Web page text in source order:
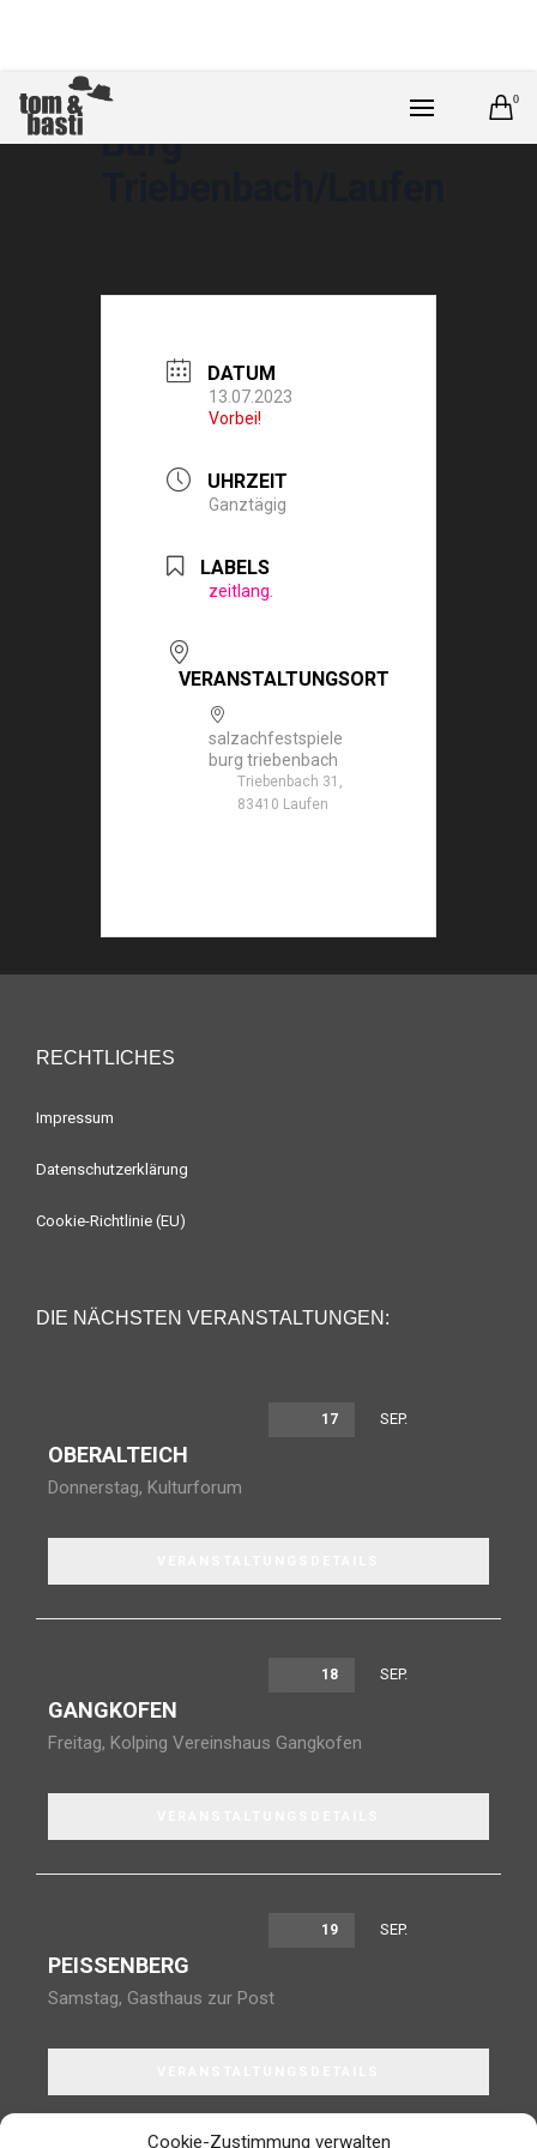
Cookie-Zustimmung verwalten
0
Burg
DATUM
13.07.2023
Vorbei!
UHRZEIT
Ganztägig
LABELS
zeitlang.
VERANSTALTUNGSORT
salzachfestspiele
burg triebenbach
Triebenbach 31,
83410 Laufen
RECHTLICHES
Impressum
Datenschutzerklärung
Cookie-Richtlinie (EU)
DIE NÄCHSTEN VERANSTALTUNGEN:
17 SEP.
OBERALTEICH
Donnerstag, Kulturforum
18 SEP.
GANGKOFEN
Freitag, Kolping Vereinshaus Gangkofen
19 SEP.
PEISSENBERG
Samstag, Gasthaus zur Post